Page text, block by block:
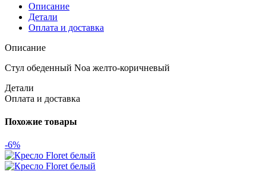
Описание
Детали
Оплата и доставка
Описание
Стул обеденный Noa желто-коричневый
Детали
Оплата и доставка
Похожие товары
-6%